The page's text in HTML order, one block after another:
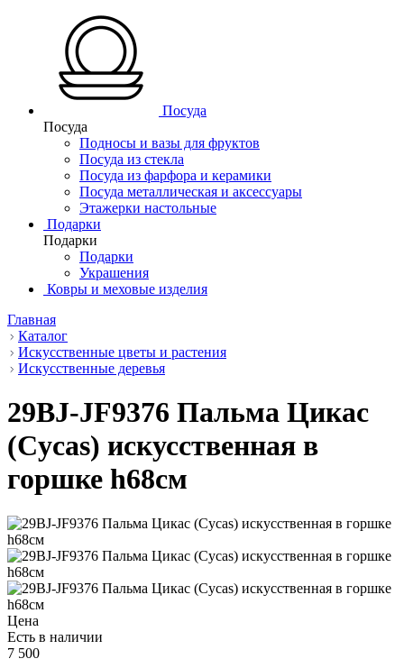
Посуда
Посуда
Подносы и вазы для фруктов
Посуда из стекла
Посуда из фарфора и керамики
Посуда металлическая и аксессуары
Этажерки настольные
Подарки
Подарки
Подарки
Украшения
Ковры и меховые изделия
Главная
Каталог
Искусственные цветы и растения
Искусственные деревья
29BJ-JF9376 Пальма Цикас
(Cycas) искусственная в
горшке h68см
Цена
Есть в наличии
7 500